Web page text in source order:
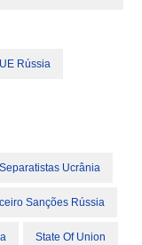
Rússia
Separatistas Ucrânia
Sanções Rússia
State Of Union